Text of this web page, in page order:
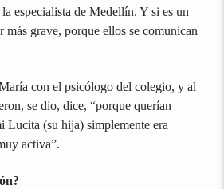
especialista de Medellín. Y si es un
más grave, porque ellos se comunican
con el psicólogo del colegio, y al
se dio, dice, “porque querían
Lucita (su hija) simplemente era
activa”.